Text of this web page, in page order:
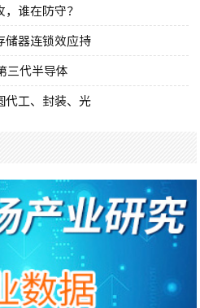
谁在防守？
储器连锁效应持
三代半导体
代工、封装、光